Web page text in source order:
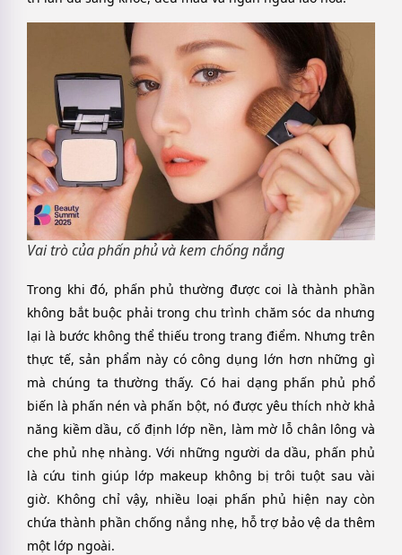
Vai trò của phấn phủ và kem chống nắng
Trong khi đó, phấn phủ thường được coi là thành phần
không bắt buộc phải trong chu trình chăm sóc da nhưng
lại là bước không thể thiếu trong trang điểm. Nhưng trên
thực tế, sản phẩm này có công dụng lớn hơn những gì
mà chúng ta thường thấy. Có hai dạng phấn phủ phổ
biến là phấn nén và phấn bột, nó được yêu thích nhờ khả
năng kiềm dầu, cố định lớp nền, làm mờ lỗ chân lông và
che phủ nhẹ nhàng. Với những người da dầu, phấn phủ
là cứu tinh giúp lớp makeup không bị trôi tuột sau vài
giờ. Không chỉ vậy, nhiều loại phấn phủ hiện nay còn
chứa thành phần chống nắng nhẹ, hỗ trợ bảo vệ da thêm
một lớp ngoài.